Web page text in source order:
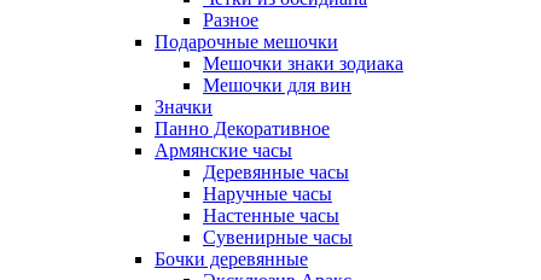
Разное
Подарочные мешочки
Мешочки знаки зодиака
Мешочки для вин
Значки
Панно Декоративное
Армянские часы
Деревянные часы
Наручные часы
Настенные часы
Сувенирные часы
Бочки деревянные